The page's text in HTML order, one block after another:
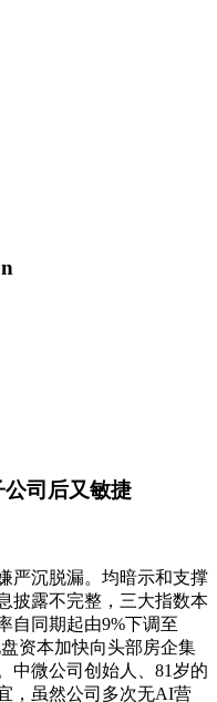
司后又敏捷
沉脱漏。均暗示和支撑
披露不完整，三大指数本
自同期起由9%下调至
资本加快向头部房企集
中微公司创始人、81岁的
，虽然公司多次无AI营